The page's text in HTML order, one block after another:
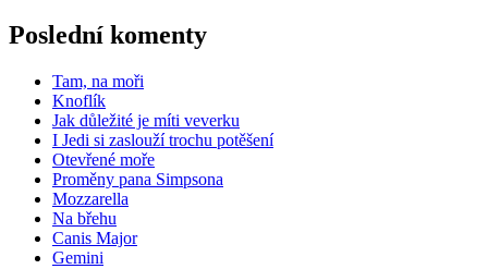
Poslední komenty
Tam, na moři
Knoflík
Jak důležité je míti veverku
I Jedi si zaslouží trochu potěšení
Otevřené moře
Proměny pana Simpsona
Mozzarella
Na břehu
Canis Major
Gemini